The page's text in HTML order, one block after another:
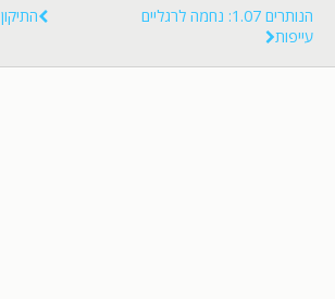
התיקון 2.08: המשמיד הגדול
הנותרים 1.07: נחמה לרגליים
עייפות